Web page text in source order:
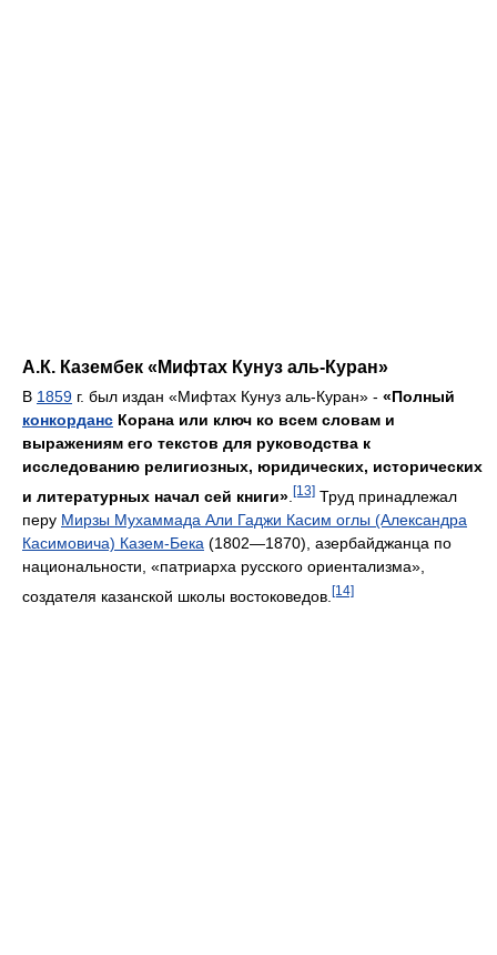
А.К. Казембек «Мифтах Кунуз аль-Куран»
В 1859 г. был издан «Мифтах Кунуз аль-Куран» - «Полный
конкорданс Корана или ключ ко всем словам и
выражениям его текстов для руководства к
исследованию религиозных, юридических, исторических
и литературных начал сей книги» [13] Труд принадлежал
перу Мирзы Мухаммада Али Гаджи Касим оглы (Александра
Касимовича) Казем-Бека (1802—1870), азербайджанца по
национальности, «патриарха русского ориентализма»,
создателя казанской школы востоковедов. [14]